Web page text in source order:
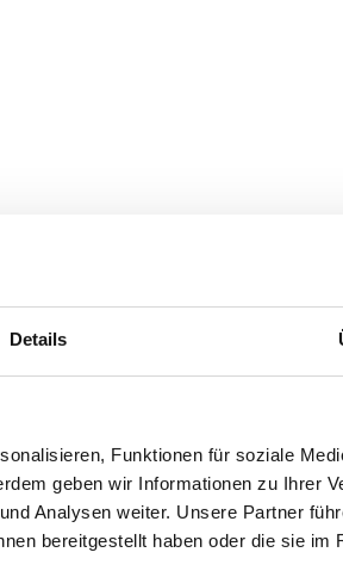
Details
Funktionen für soziale
geben wir Informationen zu Ihrer
Analysen weiter. Unsere Partner
bereitgestellt haben oder die sie im